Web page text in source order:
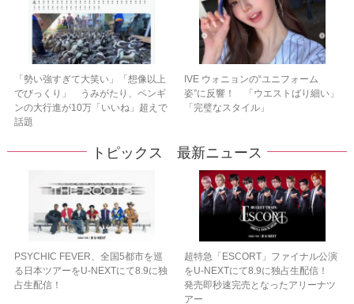
「勢い強すぎて大笑い」「想像以上
でびっくり」 うみがたり、ペンギ
ンの大行進が10万「いいね」超えで
話題
IVE ウォニョンの“ユニフォーム
姿”に反響！ 「ウエストばり細い」
「完璧なスタイル」
トピックス 最新ニュース
PSYCHIC FEVER、全国5都市を巡
る日本ツアーをU‐NEXTにて8.9に独
占生配信！
超特急「ESCORT」ファイナル公演
をU-NEXTにて8.9に独占生配信！
発売即秒速完売となったアリーナツ
アー